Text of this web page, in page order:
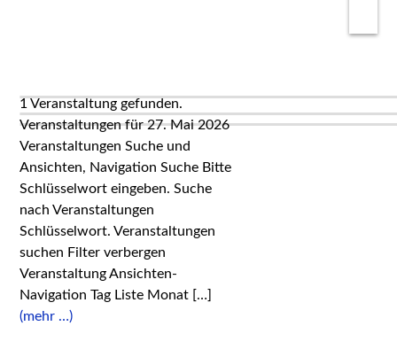
1 Veranstaltung gefunden.
Veranstaltungen für 27. Mai 2026
Veranstaltungen Suche und
Ansichten, Navigation Suche Bitte
Schlüsselwort eingeben. Suche
nach Veranstaltungen
Schlüsselwort. Veranstaltungen
suchen Filter verbergen
Veranstaltung Ansichten-
Navigation Tag Liste Monat […]
(mehr …)